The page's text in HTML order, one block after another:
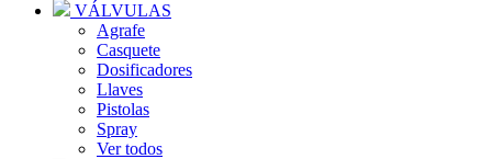
VÁLVULAS
Agrafe
Casquete
Dosificadores
Llaves
Pistolas
Spray
Ver todos